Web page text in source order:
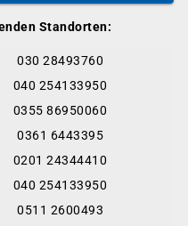
Standorten:
030 28493760
040 254133950
0355 86950060
0361 6443395
0201 24344410
040 254133950
0511 2600493